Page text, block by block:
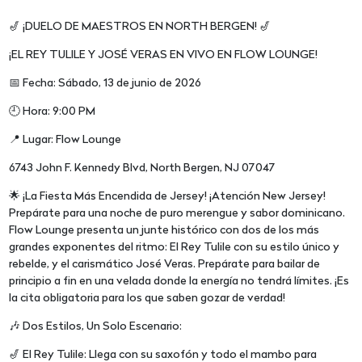
🎷 ¡DUELO DE MAESTROS EN NORTH BERGEN! 🎷
¡EL REY TULILE Y JOSÉ VERAS EN VIVO EN FLOW LOUNGE!
📅 Fecha: Sábado, 13 de junio de 2026
🕘 Hora: 9:00 PM
📍 Lugar: Flow Lounge
6743 John F. Kennedy Blvd, North Bergen, NJ 07047
🌟 ¡La Fiesta Más Encendida de Jersey! ¡Atención New Jersey!
Prepárate para una noche de puro merengue y sabor dominicano.
Flow Lounge presenta un junte histórico con dos de los más
grandes exponentes del ritmo: El Rey Tulile con su estilo único y
rebelde, y el carismático José Veras. Prepárate para bailar de
principio a fin en una velada donde la energía no tendrá límites. ¡Es
la cita obligatoria para los que saben gozar de verdad!
🎶 Dos Estilos, Un Solo Escenario:
🎷 El Rey Tulile: Llega con su saxofón y todo el mambo para